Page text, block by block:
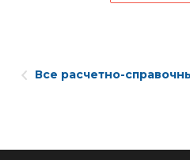
Все расчетно-